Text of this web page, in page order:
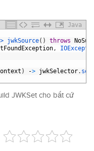
Java
jwkSource( ) throws
,
) -> jwkSelector.
JWKSet cho bất cứ